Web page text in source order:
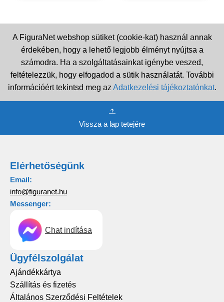
A FiguraNet webshop sütiket (cookie-kat) használ annak
érdekében, hogy a lehető legjobb élményt nyújtsa a
számodra. Ha a szolgáltatásainkat igénybe veszed,
feltételezzük, hogy elfogadod a sütik használatát. További
információért tekintsd meg az Adatkezelési tájékoztatónkat.
Vissza a lap tetejére
Elérhetőségünk
Email:
info@figuranet.hu
Messenger:
Chat indítása
Ügyfélszolgálat
Ajándékkártya
Szállítás és fizetés
Általános Szerződési Feltételek